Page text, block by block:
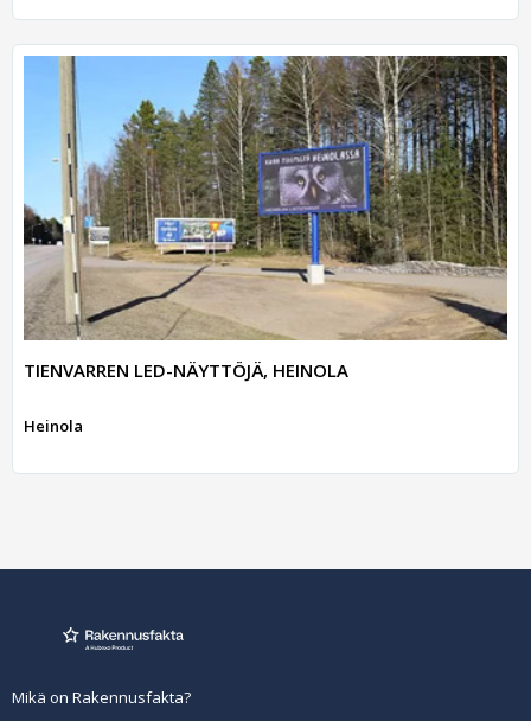
TIENVARREN LED-NÄYTTÖJÄ, HEINOLA
Heinola
Mikä on Rakennusfakta?